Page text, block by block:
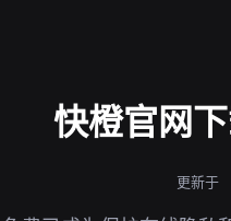
快橙官网
更新于